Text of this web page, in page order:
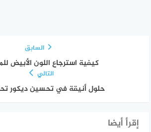
السابق
كيفية استرجاع اللون الأبيض
التالي
حلول أنيقة في تحسين ديكور
إقرأ أيضا